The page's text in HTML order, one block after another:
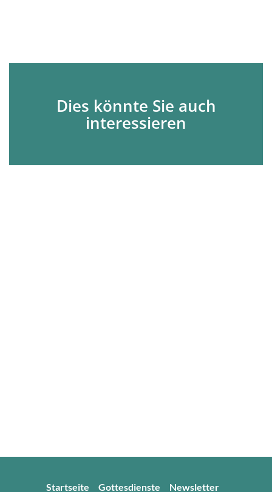
Dies könnte Sie auch
interessieren
Startseite Gottesdienste Newsletter